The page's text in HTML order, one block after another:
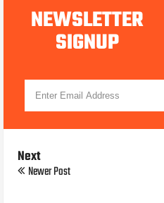
NEWSLETTER
SIGNUP
Next
Newer Post